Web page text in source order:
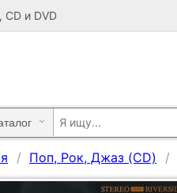
и DVD
Поп, Рок, Джаз (CD)